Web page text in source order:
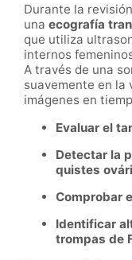
Durante la
una ecografía
que utiliza
internos
A través de una
suavemente en la
imágenes en
Evaluar el
Detectar la
quistes
Comprobar
Identificar
trompas de